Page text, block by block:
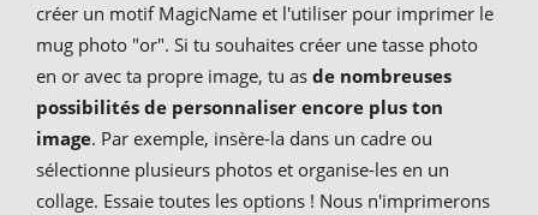
créer un motif MagicName et l'utiliser pour imprimer le
mug photo "or". Si tu souhaites créer une tasse photo
en or avec ta propre image, tu as de nombreuses
possibilités de personnaliser encore plus ton
image. Par exemple, insère-la dans un cadre ou
sélectionne plusieurs photos et organise-les en un
collage. Essaie toutes les options ! Nous n'imprimerons